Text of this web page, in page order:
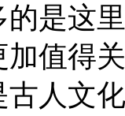
的是这
加值得
古人文